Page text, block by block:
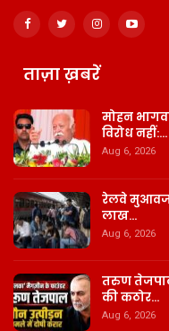
ताज़ा ख़बरें
मोहन
विरोध नहीं:…
Aug 6, 2026
रेलवे
लाख…
Aug 6, 2026
तरुण
की कठोर…
Aug 6, 2026